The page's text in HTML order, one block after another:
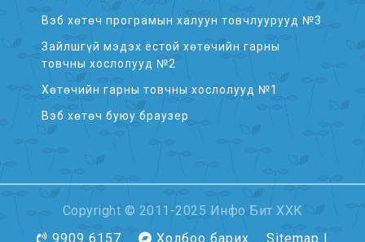
Вэб хөтөч програмын халуун товчлуурууд №3
Зайлшгүй мэдэх ёстой хөтөчийн гарны
товчны хослолууд №2
Хөтөчийн гарны товчны хослолууд №1
Вэб хөтөч буюу браузер
Copyright © 2011-2025 Инфо Бит ХХК
9909 6157
Холбоо барих Sitemap |